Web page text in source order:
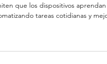
que los dispositivos
tareas cotidianas y